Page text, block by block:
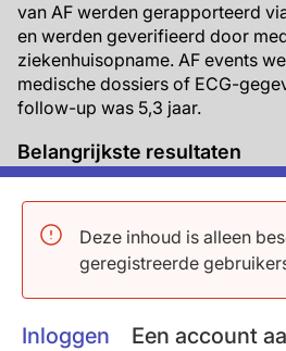
Deze inhoud is alleen
geregistreerde
Inloggen Een account
van AF werden gerapporteerd
en werden geverifieerd door
ziekenhuisopname. AF events
medische dossiers of ECG-
follow-up was 5,3 jaar.
Belangrijkste resultaten
900 Deelnemers (3.6%)
ECG data, de resterende
dossiers.
event kon in 3.1% van de